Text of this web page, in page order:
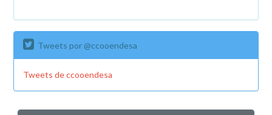
Tweets por @ccooendesa
Tweets de ccooendesa